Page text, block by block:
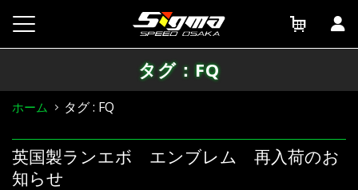
content
タグ：FQ
ホーム タグ : FQ
英国製ランエボ エンブレム 再入荷のお
知らせ